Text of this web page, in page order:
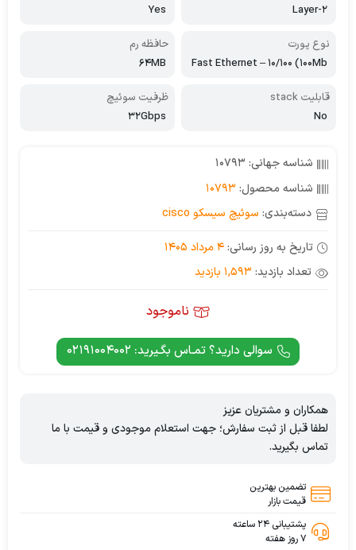
2-Layer
Yes
نوع پورت
Fast Ethernet – 10/100 (100Mb
حافظه رم
64MB
قابلیت stack
No
ظرفیت سوئیچ
32Gbps
شناسه جهانی: 10793
شناسه محصول:10793
دسته‌بندی: سوئیچ سیسکو cisco
تاریخ به روز رسانی:4 مرداد 1405
تعداد بازدید:1,593 بازدید
ناموجود
سوالی دارید؟ تمـاس بگـیرید: 02191004002
همکاران و مشتریان عزیز
لطفا قبل از ثبت سفارش؛ جهت استعلام موجودی و قیمت با ما
تماس بگیرید.
تضمین بهترین
قیمت بازار
پشتیبانی ۲۴ ساعته
۷ روز هفته